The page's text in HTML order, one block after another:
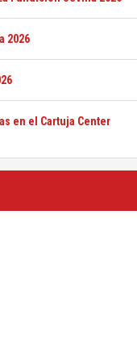
2026
en el Cartuja Center